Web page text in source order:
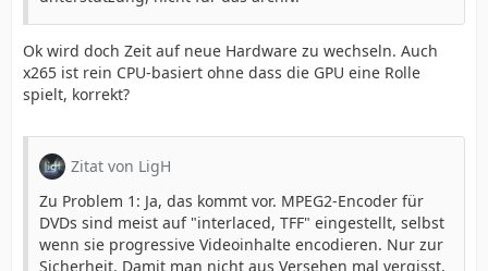
Ok wird doch Zeit auf neue Hardware zu wechseln. Auch
x265 ist rein CPU-basiert ohne dass die GPU eine Rolle
spielt, korrekt?
Zitat von LigH
Zu Problem 1: Ja, das kommt vor. MPEG2-Encoder für
DVDs sind meist auf "interlaced, TFF" eingestellt, selbst
wenn sie progressive Videoinhalte encodieren. Nur zur
Sicherheit. Damit man nicht aus Versehen mal vergisst,